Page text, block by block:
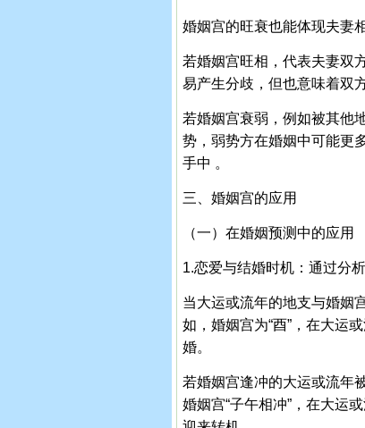
婚姻宫的旺衰也能体现夫妻
若婚姻宫旺相，代表夫妻双
易产生分歧，但也意味着双
若婚姻宫衰弱，例如被其他
势，弱势方在婚姻中可能更
手中 。
三、婚姻宫的应用
（一）在婚姻预测中的应用
1.恋爱与结婚时机：通过分
当大运或流年的地支与婚姻
如，婚姻宫为“酉”，在大运
婚。
若婚姻宫逢冲的大运或流年
婚姻宫“子午相冲”，在大运